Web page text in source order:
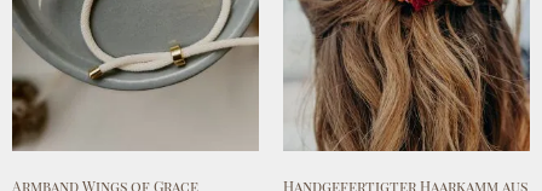
Armband Wings of Grace
Handgefertigter Haarkamm aus